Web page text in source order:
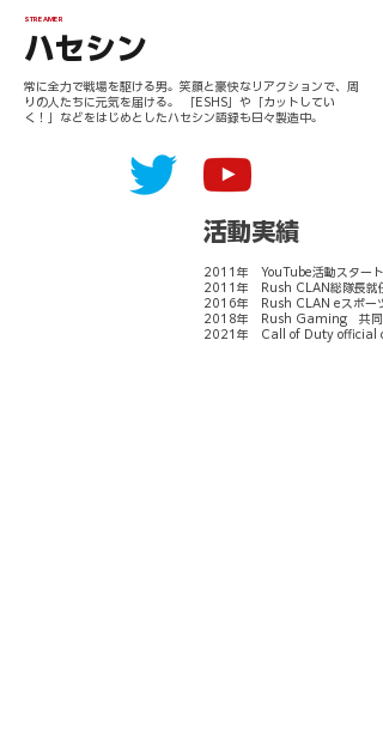
STREAMER
ハセシン
常に全力で戦場を駆ける男。笑顔と豪快なリアクションで、周
りの人たちに元気を届ける。 「ESHS」や「カットしてい
く！」などをはじめとしたハセシン語録も日々製造中。
​活動実績
2011年 YouTube活動スタート
2011年 Rush CLAN総隊長就
2016年 Rush CLAN eスポー
2018年 Rush Gaming 共同
2021年 Call of Duty official